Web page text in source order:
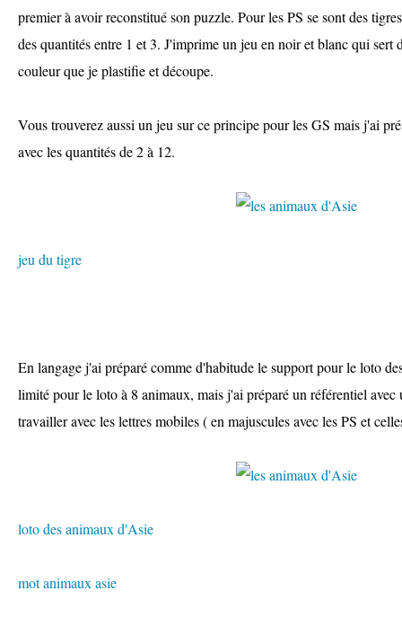
premier à avoir reconstitué son puzzle. Pour les PS se sont des
des quantités entre 1 et 3. J'imprime un jeu en noir et blanc qui sert
couleur que je plastifie et découpe.
Vous trouverez aussi un jeu sur ce principe pour les GS mais j'ai
avec les quantités de 2 à 12.
jeu du tigre
En langage j'ai préparé comme d'habitude le support pour le loto
limité pour le loto à 8 animaux, mais j'ai préparé un référentiel
travailler avec les lettres mobiles ( en majuscules avec les PS et
loto des animaux d'Asie
mot animaux asie